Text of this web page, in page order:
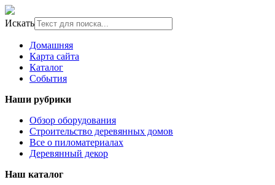
Искать
Домашняя
Карта сайта
Каталог
События
Наши рубрики
Обзор оборудования
Строительство деревянных домов
Все о пиломатериалах
Деревянный декор
Наш каталог